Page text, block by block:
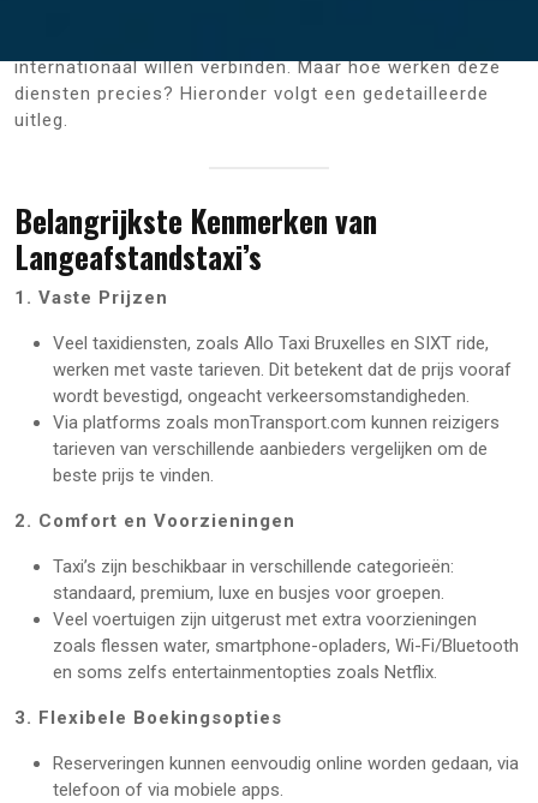
internationaal willen verbinden. Maar hoe werken deze
diensten precies? Hieronder volgt een gedetailleerde
uitleg.
Belangrijkste Kenmerken van
Langeafstandstaxi’s
1. Vaste Prijzen
Veel taxidiensten, zoals Allo Taxi Bruxelles en SIXT ride,
werken met vaste tarieven. Dit betekent dat de prijs vooraf
wordt bevestigd, ongeacht verkeersomstandigheden.
Via platforms zoals monTransport.com kunnen reizigers
tarieven van verschillende aanbieders vergelijken om de
beste prijs te vinden.
2. Comfort en Voorzieningen
Taxi’s zijn beschikbaar in verschillende categorieën:
standaard, premium, luxe en busjes voor groepen.
Veel voertuigen zijn uitgerust met extra voorzieningen
zoals flessen water, smartphone-opladers, Wi-Fi/Bluetooth
en soms zelfs entertainmentopties zoals Netflix.
3. Flexibele Boekingsopties
Reserveringen kunnen eenvoudig online worden gedaan, via
telefoon of via mobiele apps.